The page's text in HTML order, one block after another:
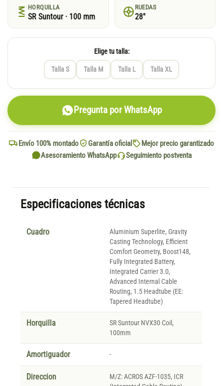
HORQUILLA
SR Suntour · 100 mm
RUEDAS
28"
Elige tu talla:
Talla S Talla M Talla L Talla XL
Pregunta por WhatsApp
Envío 100% montado Garantía oficial
Mejor precio garantizado
Asesoramiento WhatsApp
Seguimiento postventa
Especificaciones técnicas
Cuadro
Aluminium Superlite, Gravity
Casting Technology, Efficient
Comfort Geometry, Boost148,
Fully Integrated Battery,
Integrated Carrier 3.0,
Advanced Internal Cable
Routing, 1.5 Headtube (EE:
Tapered Headtube)
Horquilla
SR Suntour NVX30 Coil,
100mm
Amortiguador -
Direccion
M/Z: ACROS AZF-1035, ICR